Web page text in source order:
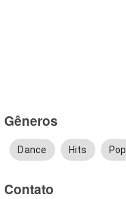
Gêneros
Dance Hits Pop
Contato